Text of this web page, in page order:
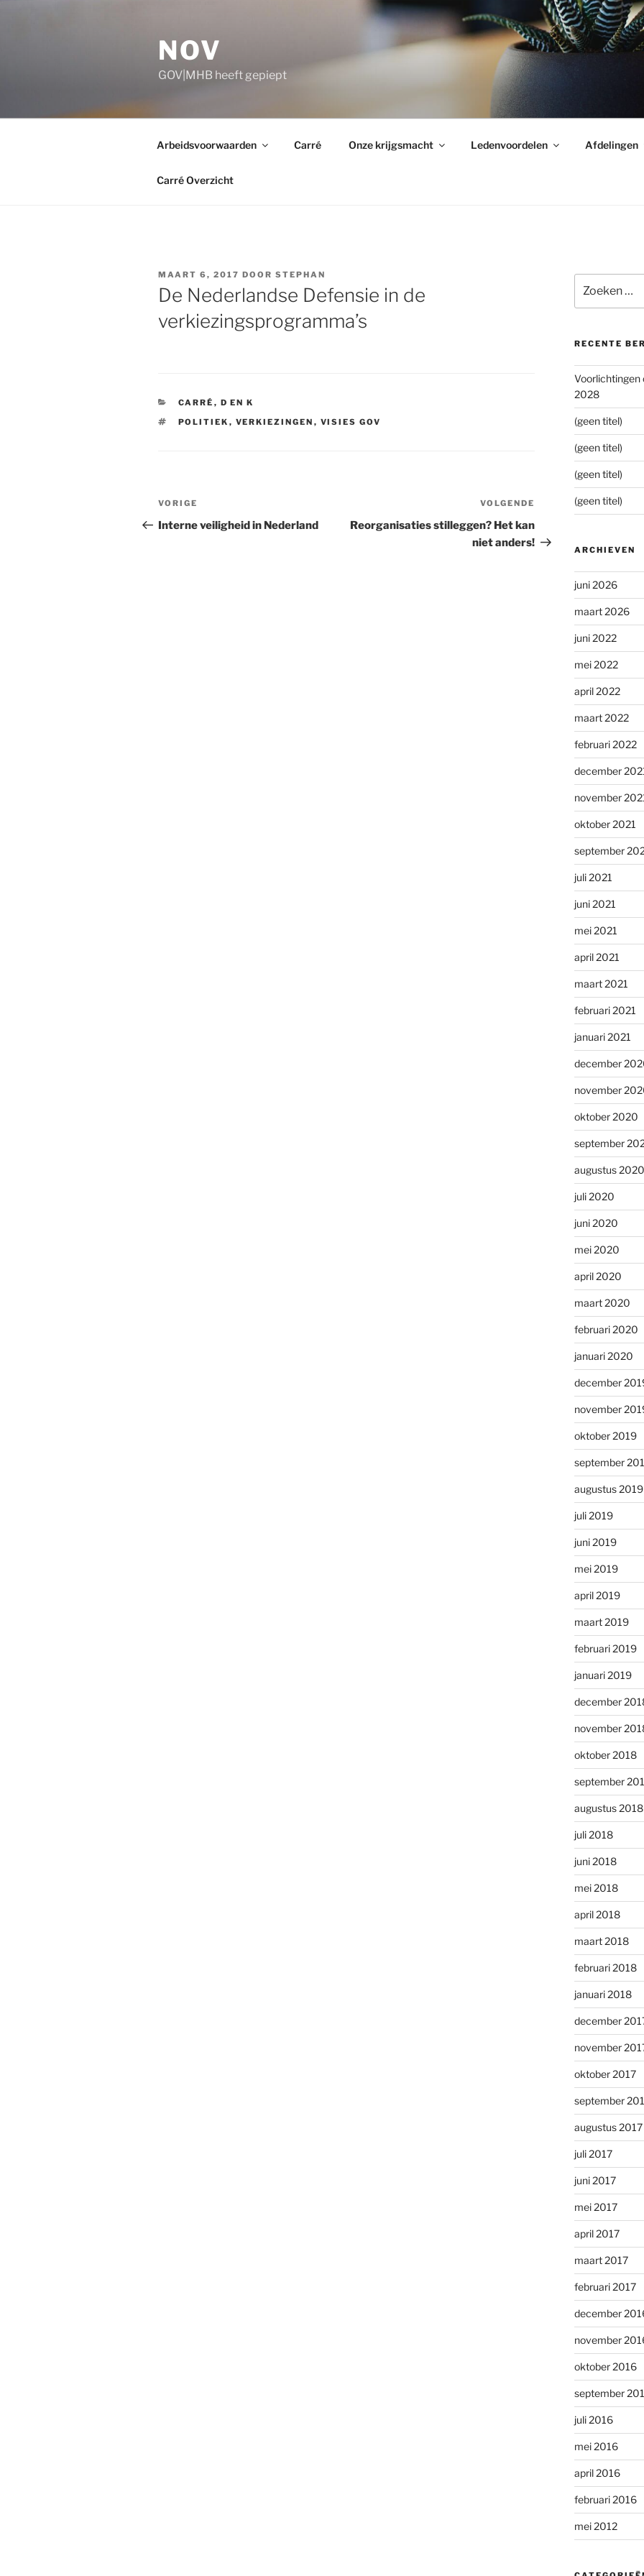
NOV
GOV|MHB heeft gepiept
Arbeidsvoorwaarden Carré Onze krijgsmacht Ledenvoordelen Afdelingen
Carré Overzicht
GEPLAATST
OP
MAART 6, 2017 DOOR STEPHAN
De Nederlandse Defensie in de
verkiezingsprogramma’s
CATEGORIEËN
CARRÉ , D EN K
TAGS
POLITIEK , VERKIEZINGEN , VISIES GOV
Bericht
navigatie
Vorig
bericht
VORIGE
Interne veiligheid in Nederland
Volgend
VOLGENDE
Reorganisaties stilleggen? Het kan
niet anders!
naar:
RECENTE
Voorlichtingen
2028
(geen titel)
(geen titel)
(geen titel)
(geen titel)
ARCHIEVEN
juni 2026
maart 2026
juni 2022
mei 2022
april 2022
maart 2022
februari 2022
december
november
oktober 2021
september
juli 2021
juni 2021
mei 2021
april 2021
maart 2021
februari 2021
januari 2021
december
november
oktober 2020
september
augustus 2020
juli 2020
juni 2020
mei 2020
april 2020
maart 2020
februari 2020
januari 2020
december
november
oktober 2019
september
augustus 2019
juli 2019
juni 2019
mei 2019
april 2019
maart 2019
februari 2019
januari 2019
december
november
oktober 2018
september
augustus 2018
juli 2018
juni 2018
mei 2018
april 2018
maart 2018
februari 2018
januari 2018
december
november
oktober 2017
september
augustus 2017
juli 2017
juni 2017
mei 2017
april 2017
maart 2017
februari 2017
december
november
oktober 2016
september
juli 2016
mei 2016
april 2016
februari 2016
mei 2012